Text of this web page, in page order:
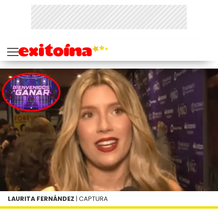
LAURITA FERNÁNDEZ | CAPTURA